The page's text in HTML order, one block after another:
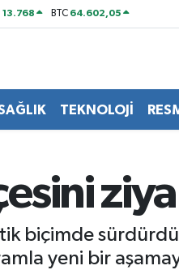
13.768 BTC 64.602,05
TEKNOLOJİ
biçimde
yeni bir